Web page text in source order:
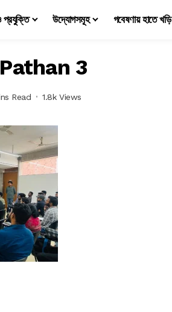
প্রযুক্তি উদ্যোগসমূহ গবেষণায় হাতে খড়ি
3
Read 1.8k Views